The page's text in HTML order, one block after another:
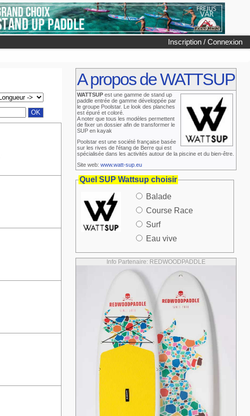
Inscription / Connexion
A propos de WATTSUP
WATTSUPest une gamme de stand up
paddle entrée de gamme développée par
le groupe Poolstar. Le look des planches
est épuré et coloré.
A noter que tous les modèles permettent
de fixer un dossier afin de transformer le
SUP en kayak
Poolstar est une société française basée
sur les rives de l'étang de Berre qui est
spécialisée dans les activités autour de la piscine et du bien-être.
Site web: www.watt-sup.eu
Quel SUP Wattsup choisir
Balade
Course Race
Surf
Eau vive
Info Partenaire: REDWOODPADDLE